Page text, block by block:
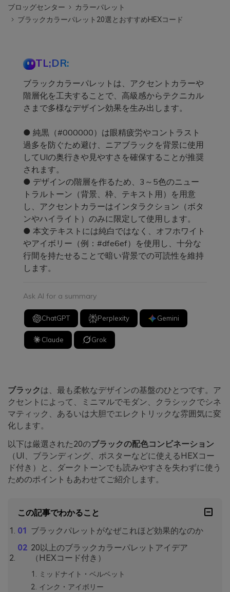
ブロッグセンター
カラーパレット
ブラックカラーパレット20選とおすすめHEXコード
TL;DR:
ブラックカラーパレットは、アクセントカラーや
階層化を工夫することで、高級感からテクニカル
さまで多様なデザイン効果を生み出します。
● 純黒（#000000）は眼精疲労やコントラスト
過多を防ぐため避け、ニアブラックを背景に使用
してUIの奥行きや見やすさを確保することが推奨
されます。
● デザインの階層を作るため、3～5色のニュー
トラルトーン（背景、枠、テキスト用）を用意
し、アクセントカラーはインタラクション（ボタ
ンやハイライト）のみに限定して使用します。
● 本文テキストには純白ではなく、オフホワイト
やアイボリー（例：#dfe6ef）を使用し、十分な
行間を持たせることで暗い背景での可読性を維持
します。
Ask AI for a summary
ChatGPT Perplexity Gemini
Claude Grok
ブラックは、最も柔軟なデザインの基盤のひとつです。ア
クセントによって、ミニマルでモダン、クラシックでシネ
マティック、あるいは大胆でエレクトリックな雰囲気に変
化します。
以下は厳選された20のブラックの配色コンビネーション
（UI、ブランディング、ポスターなどに使えるHEXコー
ド付き）と、ダークトーンでも読みやすさを失わずに使う
ためのポイントもあわせてご紹介します。
この記事でわかること
ブラックパレットがなぜこれほど効果的なのか
20以上のブラックカラーパレットアイデア
（HEXコード付き）
ミッドナイト・ベルベット
インク・アイボリー